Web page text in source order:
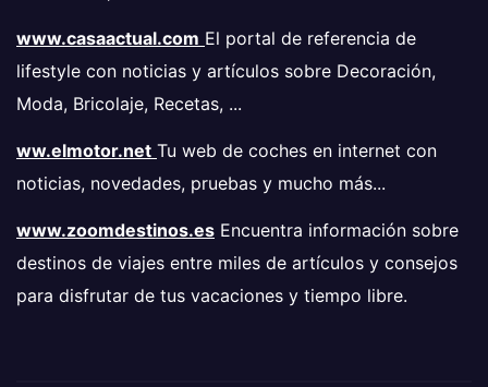
www.casaactual.com El portal de referencia de
lifestyle con noticias y artículos sobre Decoración,
Moda, Bricolaje, Recetas, ...
ww.elmotor.net Tu web de coches en internet con
noticias, novedades, pruebas y mucho más...
www.zoomdestinos.es Encuentra información sobre
destinos de viajes entre miles de artículos y consejos
para disfrutar de tus vacaciones y tiempo libre.